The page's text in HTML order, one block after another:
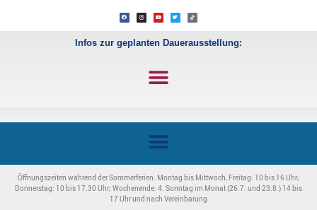
Infos zur geplanten Dauerausstellung:
Öffnungszeiten während der Sommerferien: Montag bis Mittwoch, Freitag: 10 bis 16 Uhr;
Donnerstag: 10 bis 17.30 Uhr; Wochenende: 4. Sonntag im Monat (26.7. und 23.8.) 14 bis
17 Uhr und nach Vereinbarung